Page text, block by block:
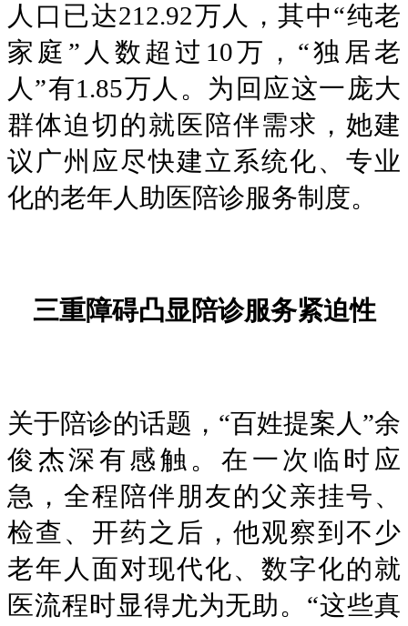
人口已达212.92万人，其中“纯老
家庭”人数超过10万，“独居老
人”有1.85万人。为回应这一庞大
群体迫切的就医陪伴需求，她建
议广州应尽快建立系统化、专业
化的老年人助医陪诊服务制度。
三重障碍凸显陪诊服务紧迫性
关于陪诊的话题，“百姓提案人”余
俊杰深有感触。在一次临时应
急，全程陪伴朋友的父亲挂号、
检查、开药之后，他观察到不少
老年人面对现代化、数字化的就
医流程时显得尤为无助。“这些真